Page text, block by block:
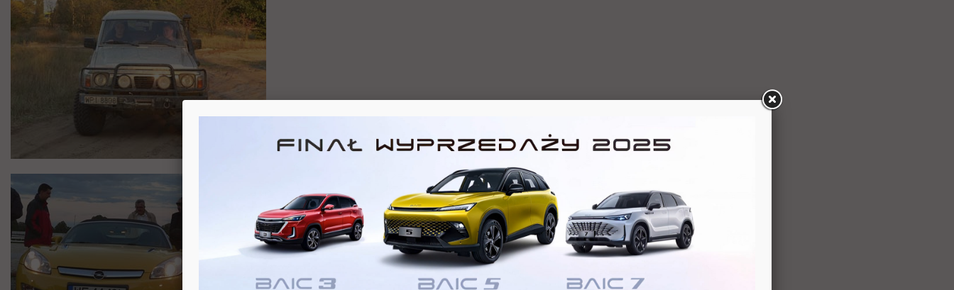
Po jazdach goście obejrzeli nowe modele Opla: GT i
Astrę sedan.